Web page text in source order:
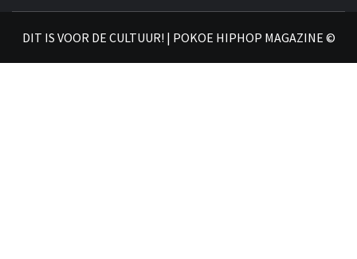
DIT IS VOOR DE CULTUUR! | POKOE HIPHOP MAGAZINE ©